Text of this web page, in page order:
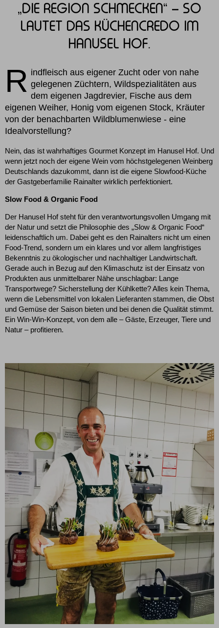
„DIE REGION SCHMECKEN“ – SO
LAUTET DAS KÜCHENCREDO IM
HANUSEL HOF.
R indfleisch aus eigener Zucht oder von nahe
gelegenen Züchtern, Wildspezialitäten aus
dem eigenen Jagdrevier, Fische aus dem
eigenen Weiher, Honig vom eigenen Stock, Kräuter
von der benachbarten Wildblumenwiese - eine
Idealvorstellung?
Nein, das ist wahrhaftiges Gourmet Konzept im Hanusel Hof. Und
wenn jetzt noch der eigene Wein vom höchstgelegenen Weinberg
Deutschlands dazukommt, dann ist die eigene Slowfood-Küche
der Gastgeberfamilie Rainalter wirklich perfektioniert.
Slow Food & Organic Food
Der Hanusel Hof steht für den verantwortungsvollen Umgang mit
der Natur und setzt die Philosophie des „Slow & Organic Food“
leidenschaftlich um. Dabei geht es den Rainalters nicht um einen
Food-Trend, sondern um ein klares und vor allem langfristiges
Bekenntnis zu ökologischer und nachhaltiger Landwirtschaft.
Gerade auch in Bezug auf den Klimaschutz ist der Einsatz von
Produkten aus unmittelbarer Nähe unschlagbar: Lange
Transportwege? Sicherstellung der Kühlkette? Alles kein Thema,
wenn die Lebensmittel von lokalen Lieferanten stammen, die Obst
und Gemüse der Saison bieten und bei denen die Qualität stimmt.
Ein Win-Win-Konzept, von dem alle – Gäste, Erzeuger, Tiere und
Natur – profitieren.